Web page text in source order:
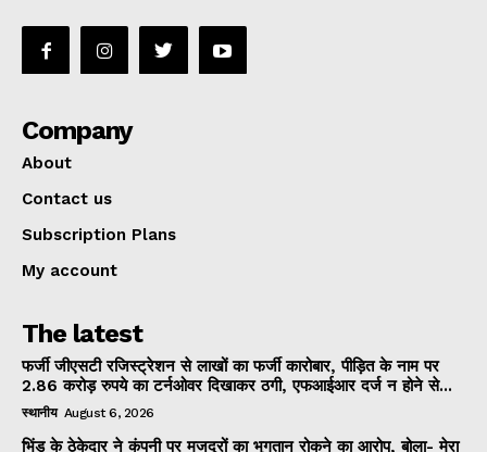
Company
About
Contact us
Subscription Plans
My account
The latest
फर्जी जीएसटी रजिस्ट्रेशन से लाखों का फर्जी कारोबार, पीड़ित के नाम पर
2.86 करोड़ रुपये का टर्नओवर दिखाकर ठगी, एफआईआर दर्ज न होने से...
स्थानीय August 6, 2026
भिंड के ठेकेदार ने कंपनी पर मजदूरों का भुगतान रोकने का आरोप, बोला- मेरा